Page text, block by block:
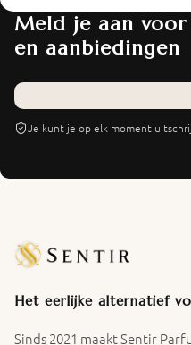
Meld je aan
en aanbiedingen
Je kunt je op elk moment
Het eerlijke alternatief
Sinds 2021 maakt Sentir